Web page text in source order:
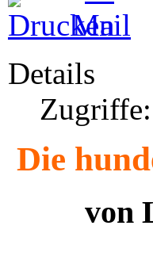
Details
Die
von